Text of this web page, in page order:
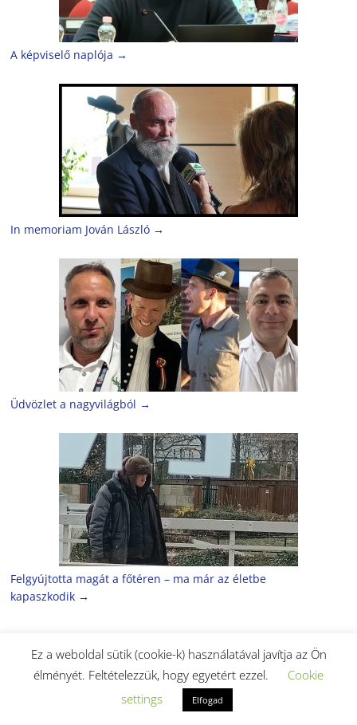
A képviselő naplója →
In memoriam Jován László →
Üdvözlet a nagyvilágból →
Felgyújtotta magát a főtéren – ma már az életbe
kapaszkodik →
Lapjaink
Ez a weboldal sütik (cookie-k) használatával javítja az Ön
élményét. Feltételezzük, hogy egyetért ezzel.
Cookie
settings
Elfogad